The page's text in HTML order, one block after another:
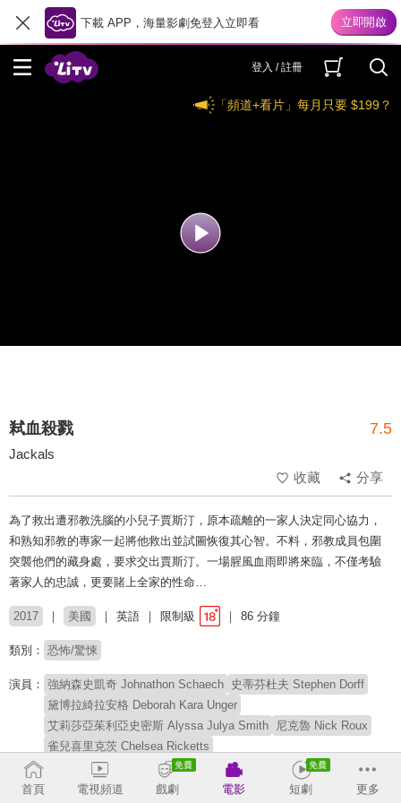
下載 APP，海量影劇免登入立即看
登入 / 註冊
「頻道+看片」每月只要 $199？
弒血殺戮 7.5
Jackals
收藏
分享
為了救出遭邪教洗腦的小兒子賈斯汀，原本疏離的一家人決定同心協力，
和熟知邪教的專家一起將他救出並試圖恢復其心智。不料，邪教成員包圍
突襲他們的藏身處，要求交出賈斯汀。一場腥風血雨即將來臨，不僅考驗
著家人的忠誠，更要賭上全家的性命…
2017 美國 英語 限制級 86 分鐘
類別： 恐怖/驚悚
演員： 強納森史凱奇 Johnathon Schaech
史蒂芬杜夫 Stephen Dorff
黛博拉綺拉安格 Deborah Kara Unger
艾莉莎亞茱利亞史密斯 Alyssa Julya Smith 尼克魯 Nick Roux
雀兒喜里克茨 Chelsea Ricketts
傑森史考特詹金斯 Jason Scott Jenkins
班蘇利文 Ben Sullivan
首頁 電視頻道 戲劇 電影 短劇 更多